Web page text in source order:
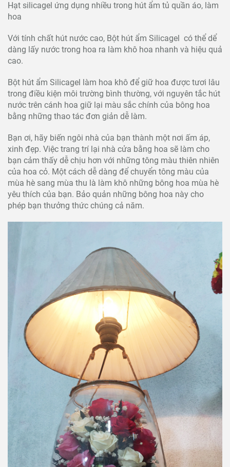
Hạt silicagel ứng dụng nhiều trong hút ẩm tủ quần áo, làm
hoa
Với tính chất hút nước cao, Bột hút ẩm Silicagel có thể dể
dàng lấy nước trong hoa ra làm khô hoa nhanh và hiệu quả
cao.
Bột hút ẩm Silicagel làm hoa khô để giữ hoa được tươi lâu
trong điều kiện môi trường bình thường, với nguyên tắc hút
nước trên cánh hoa giữ lại màu sắc chính của bông hoa
bằng những thao tác đơn giản dễ làm.
Bạn ơi, hãy biến ngôi nhà của bạn thành một nơi ấm áp,
xinh đẹp. Việc trang trí lại nhà cửa bằng hoa sẽ làm cho
bạn cảm thấy dễ chịu hơn với những tông màu thiên nhiên
của hoa cỏ. Một cách dễ dàng để chuyển tông màu của
mùa hè sang mùa thu là làm khô những bông hoa mùa hè
yêu thích của bạn. Bảo quản những bông hoa này cho
phép bạn thưởng thức chúng cả năm.